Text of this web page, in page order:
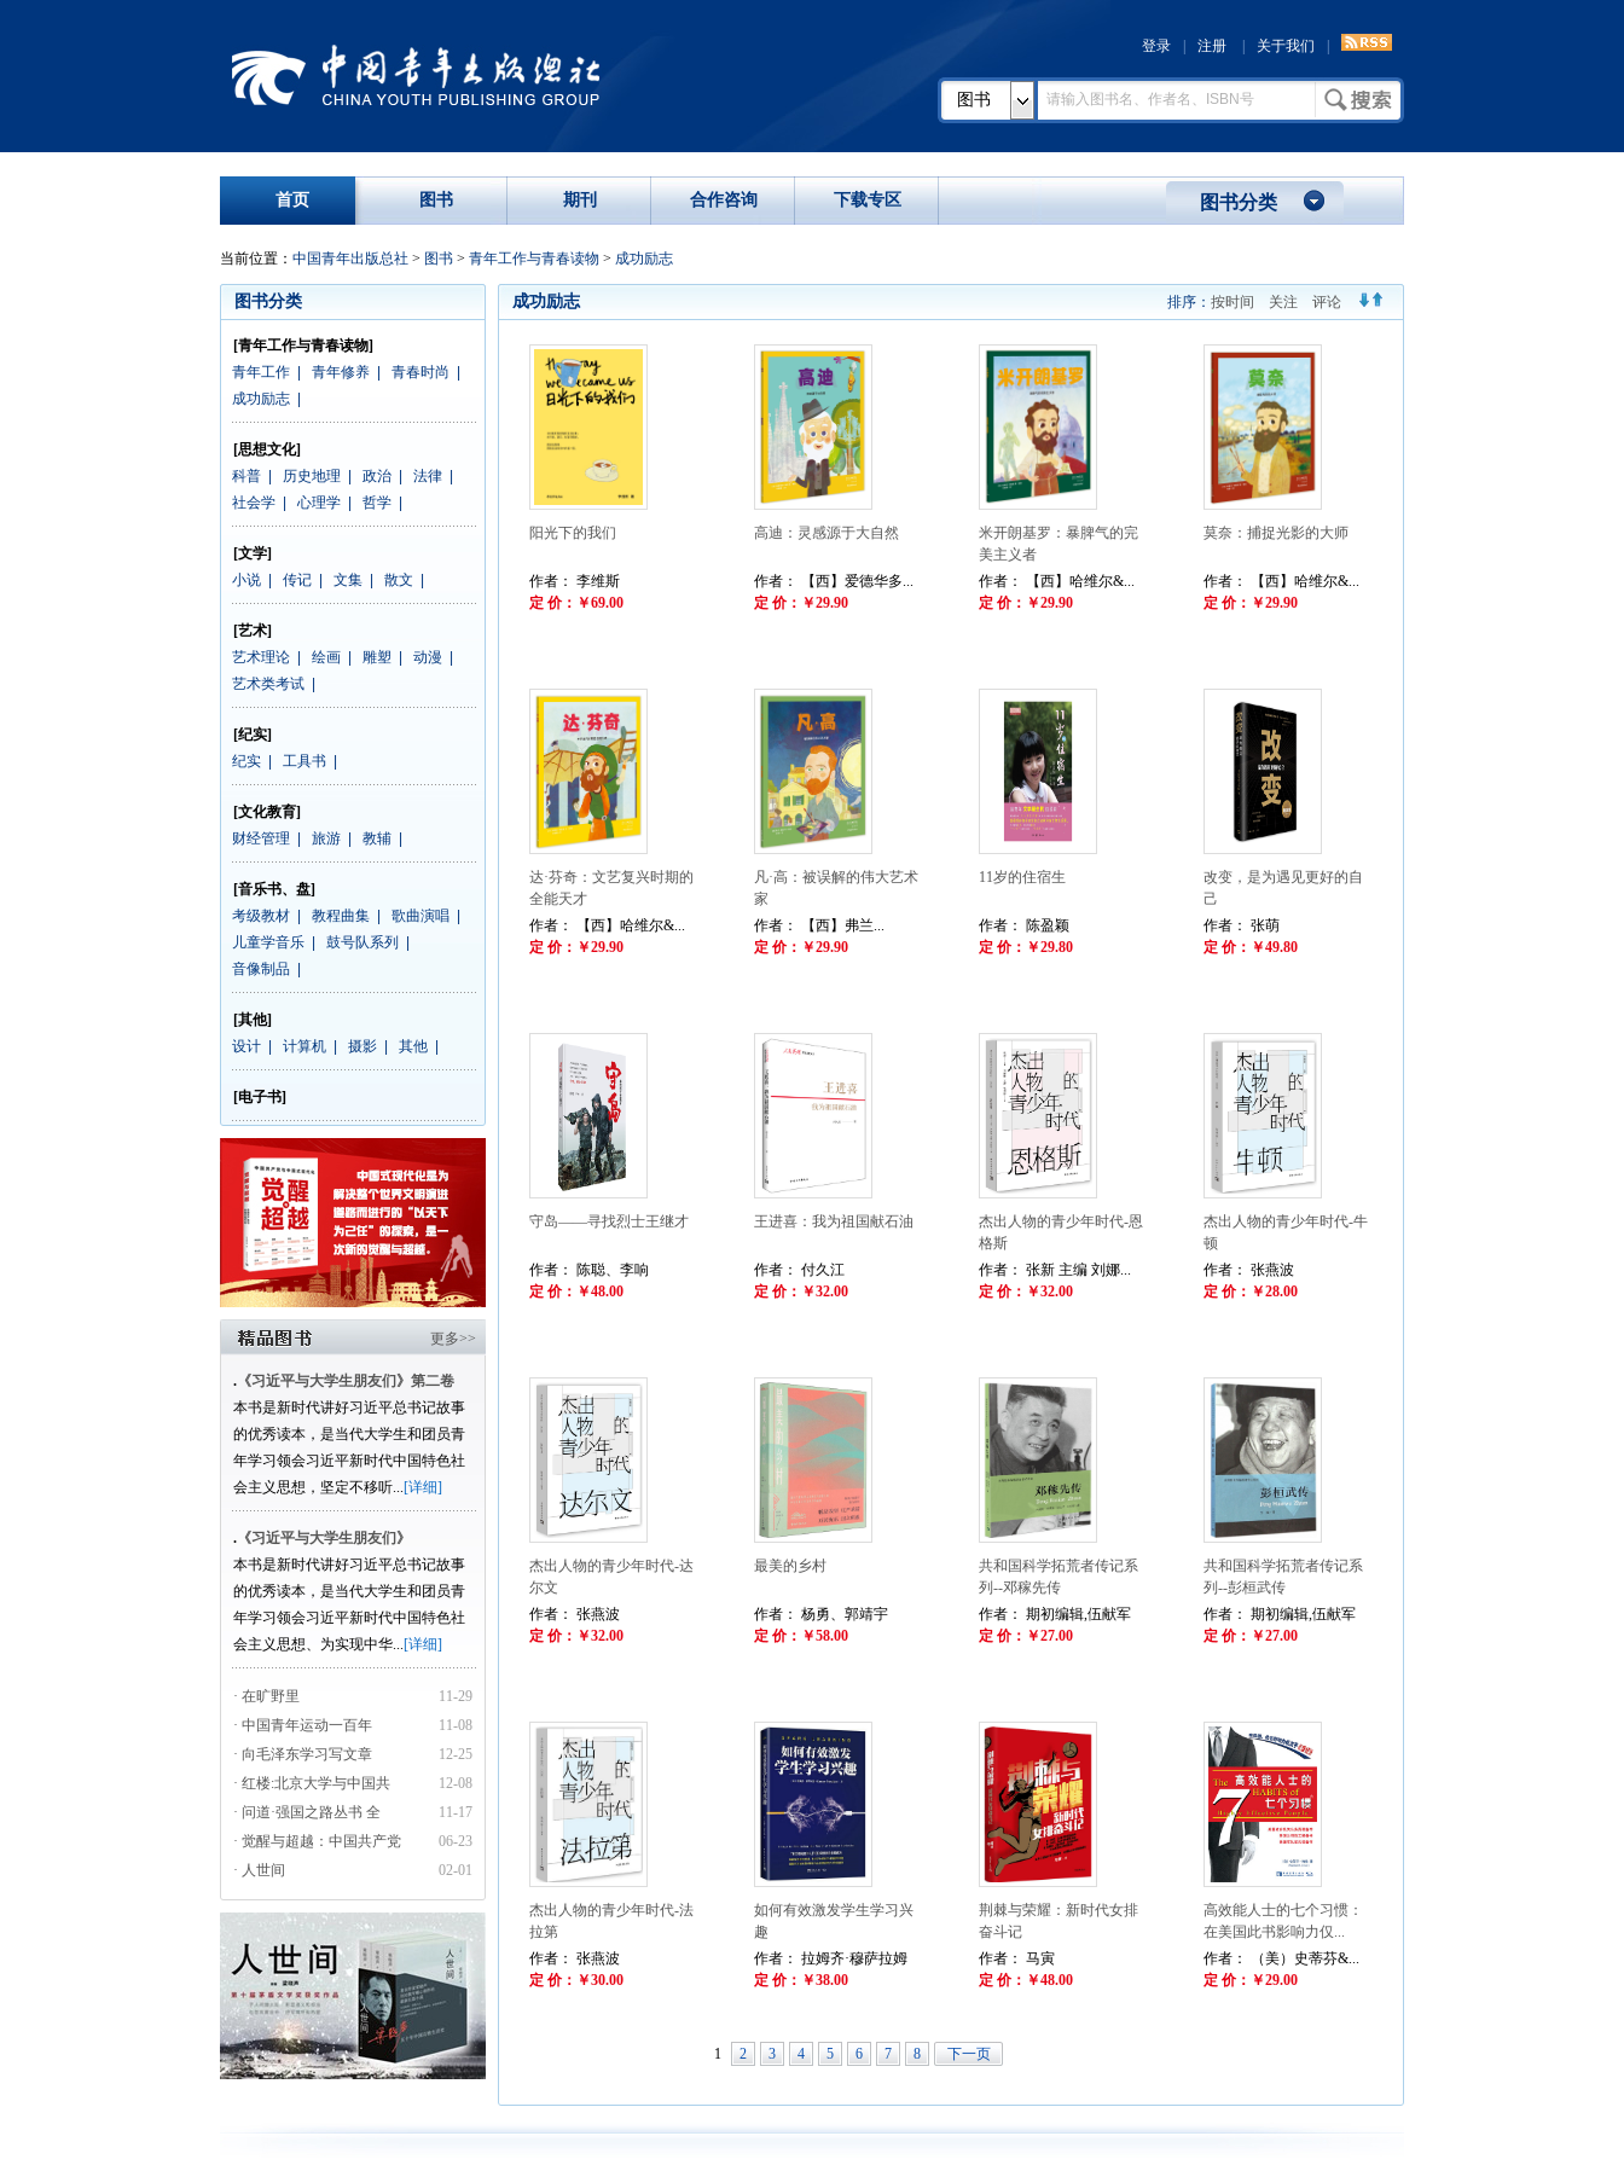
登录 注册 关于我们
图书
首页 图书 期刊 合作咨询 下载专区 图书分类
当前位置： 中国青年出版总社 > 图书 > 青年工作与青春读物 > 成功励志
图书分类
[青年工作与青春读物]
青年工作
青年修养 青春时尚
成功励志
[思想文化]
科普
历史地理 政治 法律
社会学
心理学 哲学
[文学]
小说
传记 文集 散文
[艺术]
艺术理论
绘画 雕塑 动漫
艺术类考试
[纪实]
纪实
工具书
[文化教育]
财经管理
旅游 教辅
[音乐书、盘]
考级教材
教程曲集 歌曲演唱
儿童学音乐
鼓号队系列
音像制品
[其他]
设计
计算机 摄影 其他
[电子书]
更多>>
. 《习近平与大学生朋友们》第二卷
本书是新时代讲好习近平总书记故事
的优秀读本，是当代大学生和团员青
年学习领会习近平新时代中国特色社
会主义思想，坚定不移听...[详细]
. 《习近平与大学生朋友们》
本书是新时代讲好习近平总书记故事
的优秀读本，是当代大学生和团员青
年学习领会习近平新时代中国特色社
会主义思想、为实现中华...[详细]
11-29
· 在旷野里
11-08
· 中国青年运动一百年
12-25
· 向毛泽东学习写文章
12-08
· 红楼:北京大学与中国共
11-17
· 问道·强国之路丛书 全
06-23
· 觉醒与超越：中国共产党
02-01
· 人世间
排序： 按时间 关注 评论
成功励志
阳光下的我们
作者： 李维斯
定 价：￥69.00
高迪：灵感源于大自然
作者： 【西】爱德华多...
定 价：￥29.90
米开朗基罗：暴脾气的完
美主义者
作者： 【西】哈维尔&...
定 价：￥29.90
莫奈：捕捉光影的大师
作者： 【西】哈维尔&...
定 价：￥29.90
达·芬奇：文艺复兴时期的
全能天才
作者： 【西】哈维尔&...
定 价：￥29.90
凡·高：被误解的伟大艺术
家
作者： 【西】弗兰...
定 价：￥29.90
11岁的住宿生
作者： 陈盈颖
定 价：￥29.80
改变，是为遇见更好的自
己
作者： 张萌
定 价：￥49.80
守岛——寻找烈士王继才
作者： 陈聪、李响
定 价：￥48.00
王进喜：我为祖国献石油
作者： 付久江
定 价：￥32.00
杰出人物的青少年时代-恩
格斯
作者： 张新 主编 刘娜...
定 价：￥32.00
杰出人物的青少年时代-牛
顿
作者： 张燕波
定 价：￥28.00
杰出人物的青少年时代-达
尔文
作者： 张燕波
定 价：￥32.00
最美的乡村
作者： 杨勇、郭靖宇
定 价：￥58.00
共和国科学拓荒者传记系
列--邓稼先传
作者： 期初编辑,伍献军
定 价：￥27.00
共和国科学拓荒者传记系
列--彭桓武传
作者： 期初编辑,伍献军
定 价：￥27.00
杰出人物的青少年时代-法
拉第
作者： 张燕波
定 价：￥30.00
如何有效激发学生学习兴
趣
作者： 拉姆齐·穆萨拉姆
定 价：￥38.00
荆棘与荣耀：新时代女排
奋斗记
作者： 马寅
定 价：￥48.00
高效能人士的七个习惯：
在美国此书影响力仅...
作者： （美）史蒂芬&...
定 价：￥29.00
1 2 3 4 5 6 7 8 下一页